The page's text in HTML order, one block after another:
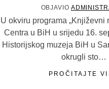
OBJAVIO
U okviru programa „Književni
Centra u BiH u srijedu 16.
Historijskog muzeja BiH u
okrugli sto…
PROČITAJTE